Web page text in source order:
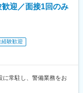
行います。
迎／面接1回のみ
経験歓迎
に常駐し、警備業務をお